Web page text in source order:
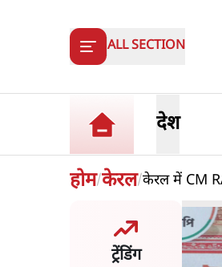
ALL SECTION
देश
होम/केरल/केरल में CM
ट्रेंडिंग
शाह के संसद में आने पर
करे सरकार': राज्यसभा